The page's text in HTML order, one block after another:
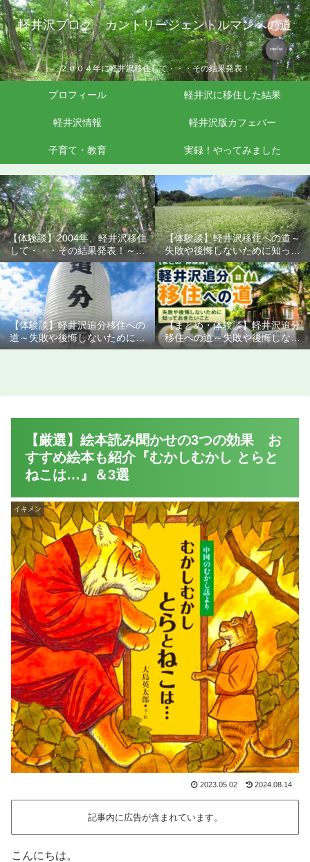
軽井沢ブログ カントリージェントルマンへの道
２００４年に軽井沢移住して・・・その結果発表！
プロフィール 軽井沢に移住した結果
軽井沢情報 軽井沢版カフェバー
子育て・教育 実録！やってみました
【体験談】2004年、軽井沢移住
して・・・その結果発表！～失
敗や後悔しないために知ってお
きたいこと
【体験談】軽井沢移住への道～
失敗や後悔しないために知って
おきたいこと
【体験談】軽井沢追分移住への
道～失敗や後悔しないために知
っておきたいこと
【まとめ・体験談】軽井沢追分
移住への道～失敗や後悔しない
ために知っておきたいこと
【厳選】絵本読み聞かせの3つの効果 お
すすめ絵本も紹介『むかしむかし とらと
ねこは…』＆3選
イキメン
2023.05.02 2024.08.14
記事内に広告が含まれています。
こんにちは。